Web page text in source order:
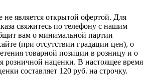
является открытой офертой. Для
свяжитесь по телефону с нашим
вам о минимальной партии
(при отсутствии градации цен), о
товарной позиции в розницу и о
розничной наценки. В настоящее время
составляет 120 руб. на строчку.